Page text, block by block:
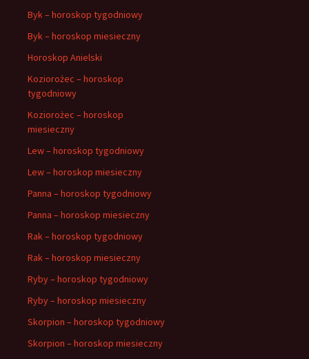
Byk – horoskop tygodniowy
Byk – horoskop miesieczny
Horoskop Anielski
Koziorożec – horoskop
tygodniowy
Koziorożec – horoskop
miesieczny
Lew – horoskop tygodniowy
Lew – horoskop miesieczny
Panna – horoskop tygodniowy
Panna – horoskop miesieczny
Rak – horoskop tygodniowy
Rak – horoskop miesieczny
Ryby – horoskop tygodniowy
Ryby – horoskop miesieczny
Skorpion – horoskop tygodniowy
Skorpion – horoskop miesieczny